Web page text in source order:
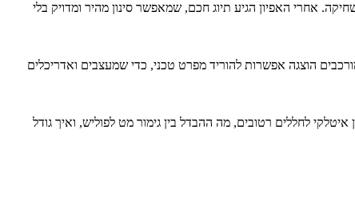
אחרי האפיון הגיע תיוג חכם, שמאפשר סינון מהיר ומדויק בלי
הוצגה אפשרות להוריד מפרט טכני, כדי שמעצבים ואדריכלים
לחללים רטובים, מה ההבדל בין גימור מט לפוליש, ואיך גודל